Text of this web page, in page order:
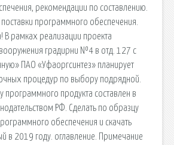
рекомендации по составлению.
программного обеспечения.
В рамках реализации проекта
градирни №4 в отд. 127 с
ПАО «Уфаоргсинтез» планирует
процедур по выбору подрядной.
программного продукта составлен в
РФ. Сделать по образцу
обеспечения и скачать
в 2019 году. оглавление. Примечание